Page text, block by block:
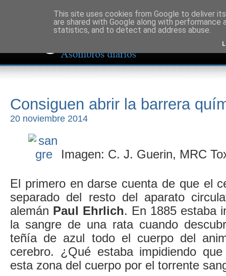
Consiguen abrir la barrera
20 noviembre 2014
Imagen: C. J. Guerin, MRC
El primero en darse cuenta de que el
separado del resto del aparato
alemán Paul Ehrlich. En 1885 estaba
la sangre de una rata cuando
teñía de azul todo el cuerpo del
cerebro. ¿Qué estaba impidiendo
esta zona del cuerpo por el torrente
This site uses cookies from Google to deliver
are shared with Google along with
statistics, and to detect and address abuse.